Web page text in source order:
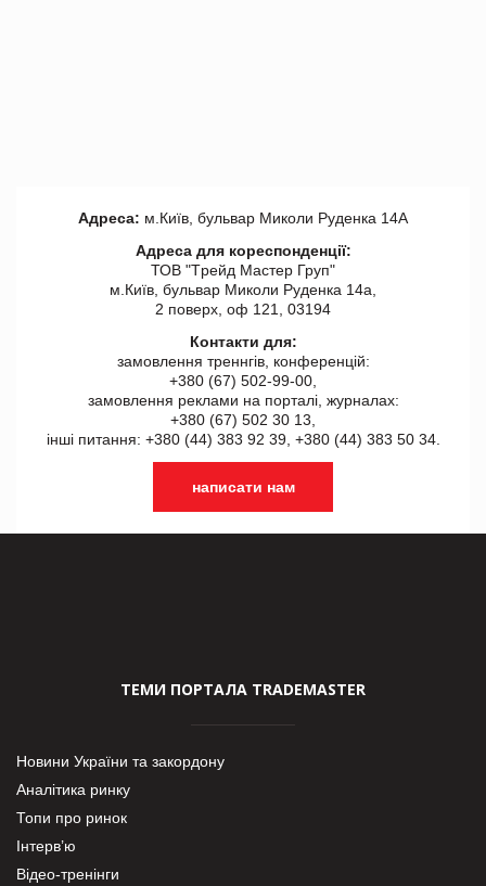
Адреса: м.Київ, бульвар Миколи Руденка 14А
Адреса для кореспонденції:
ТОВ "Tрейд Мастер Груп"
м.Київ, бульвар Миколи Руденка 14а,
2 поверх, оф 121, 03194
Контакти для:
замовлення треннгів, конференцій:
+380 (67) 502-99-00,
замовлення реклами на порталі, журналах:
+380 (67) 502 30 13,
інші питання: +380 (44) 383 92 39, +380 (44) 383 50 34.
написати нам
ТЕМИ ПОРТАЛА TRADEMASTER
Новини України та закордону
Аналітика ринку
Топи про ринок
Інтерв’ю
Відео-тренінги